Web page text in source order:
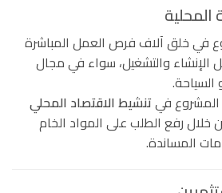
في خلق آلاف فرص العمل المباشرة
الإنشاء والتشغيل، سواء في مجال
السياحة.
فيتنشيط الاقتصاد المحلي
رفع الطلب على المواد الخام
المساندة.